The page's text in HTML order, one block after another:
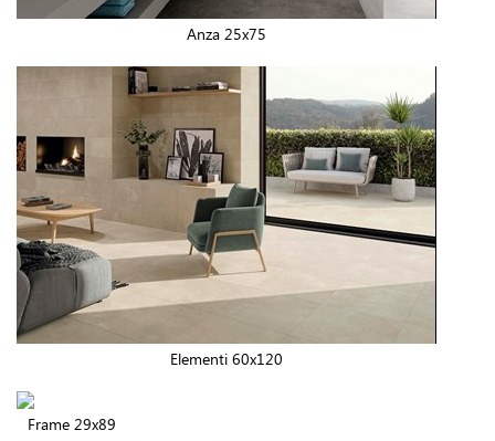
Anza 25x75
Elementi 60x120
Frame 29x89